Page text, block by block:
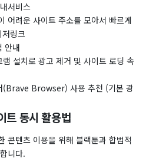
서비스
어려운 사이트 주소를 모아서 빠르게
링크
안내
설치로 광고 제거 및 사이트 로딩 속
(Brave Browser) 사용 추천 (기본 광
트 동시 활용법
콘텐츠 이용을 위해 블랙툰과 합법적
니다.